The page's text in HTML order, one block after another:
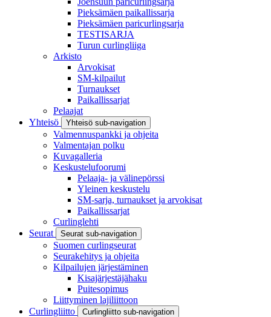
Pieksämäen paikallissarja
Pieksämäen paricurlingsarja
TESTISARJA
Turun curlingliiga
Arkisto
Arvokisat
SM-kilpailut
Turnaukset
Paikallissarjat
Pelaajat
Yhteisö
Yhteisö sub-navigation
Valmennuspankki ja ohjeita
Valmentajan polku
Kuvagalleria
Keskustelufoorumi
Pelaaja- ja välinepörssi
Yleinen keskustelu
SM-sarja, turnaukset ja arvokisat
Paikallissarjat
Curlinglehti
Seurat
Seurat sub-navigation
Suomen curlingseurat
Seurakehitys ja ohjeita
Kilpailujen järjestäminen
Kisajärjestäjähaku
Puitesopimus
Liittyminen lajiliittoon
Curlingliitto
Curlingliitto sub-navigation